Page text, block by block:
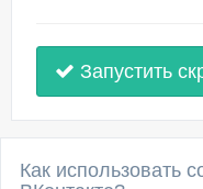
Запустить
Как использовать